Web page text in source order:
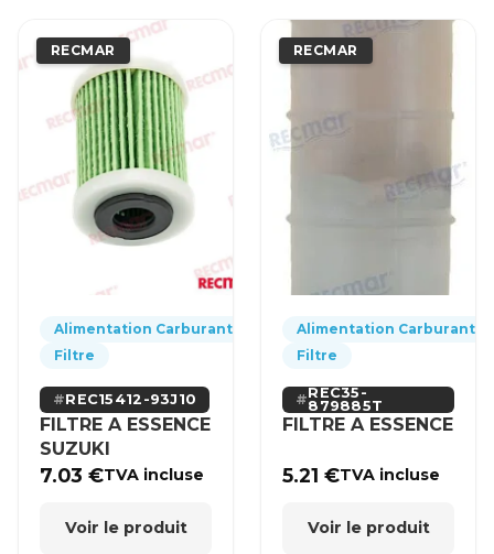
RECMAR
Alimentation Carburant
Filtre
REC15412-93J10
FILTRE A ESSENCE
SUZUKI
7.03€TVA incluse
Voir le produit
RECMAR
Alimentation Carburant
Filtre
REC35-
879885T
FILTRE A ESSENCE
5.21€TVA incluse
Voir le produit